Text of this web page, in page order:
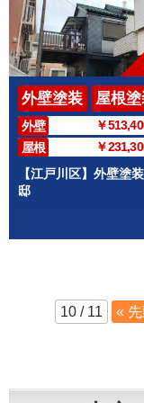
外壁塗装 屋根
外壁
￥
屋根
￥
【江戸川区】外壁塗
邸
10 / 11 «